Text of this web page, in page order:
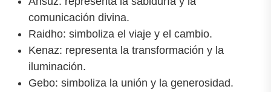
comunicación divina.
Raidho: simboliza el viaje y el cambio.
Kenaz: representa la transformación y la
iluminación.
Gebo: simboliza la unión y la generosidad.